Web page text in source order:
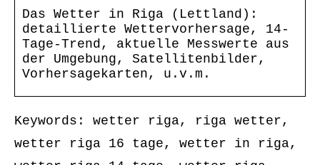
Das Wetter in Riga (Lettland):
detaillierte Wettervorhersage, 14-
Tage-Trend, aktuelle Messwerte aus
der Umgebung, Satellitenbilder,
Vorhersagekarten, u.v.m.
Keywords: wetter riga, riga wetter,
wetter riga 16 tage, wetter in riga,